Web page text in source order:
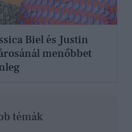
Biel és Justin
menőbbet
témák